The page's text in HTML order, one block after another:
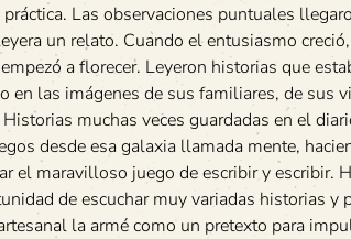
Las observaciones puntuales
un relato. Cuando el entusiasmo
a florecer. Leyeron historias que
las imágenes de sus familiares, de sus
muchas veces guardadas en el
desde esa galaxia llamada mente,
el maravilloso juego de escribir y escribir.
de escuchar muy variadas historias y
la armé como un pretexto para